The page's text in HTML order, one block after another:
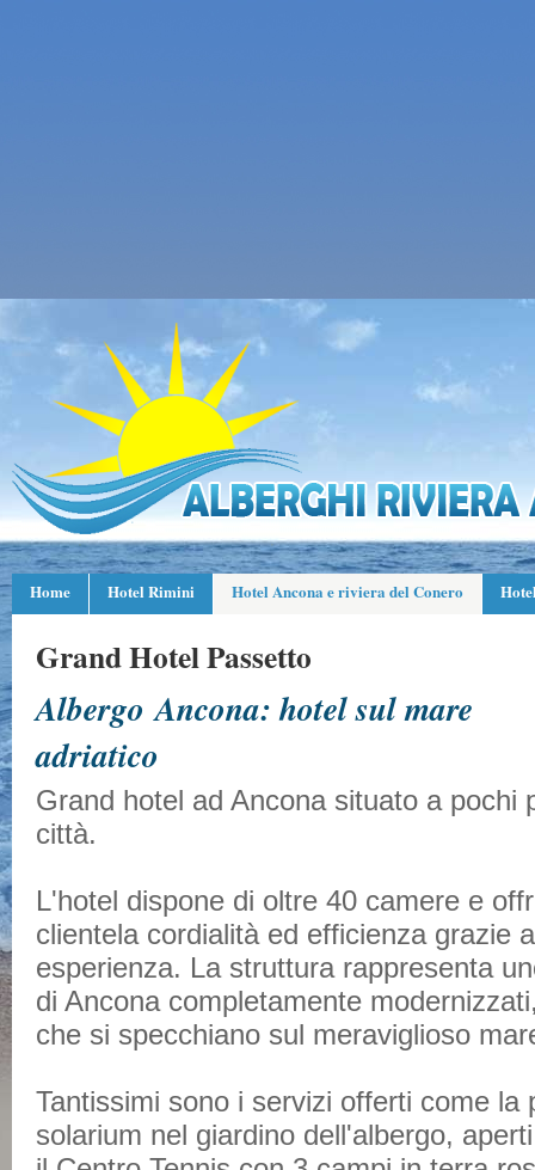
Home Hotel Rimini Hotel Ancona e riviera del Conero
Grand Hotel Passetto
Albergo Ancona: hotel sul mare
adriatico
Grand hotel ad Ancona situato a pochi
città.
L'hotel dispone di oltre 40 camere e
clientela cordialità ed efficienza grazie
esperienza. La struttura rappresenta
di Ancona completamente
che si specchiano sul meraviglioso
Tantissimi sono i servizi offerti come la
solarium nel giardino dell'albergo,